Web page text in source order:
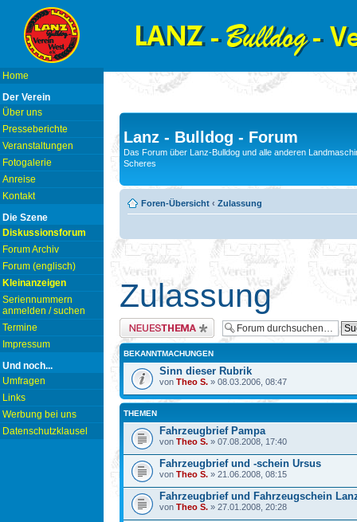
Home
Der Verein
Über uns
Presseberichte
Veranstaltungen
Fotogalerie
Anreise
Kontakt
Die Szene
Diskussionsforum
Forum Archiv
Forum (englisch)
Kleinanzeigen
Seriennummern
anmelden / suchen
Termine
Impressum
Und noch...
Umfragen
Links
Werbung bei uns
Datenschutzklausel
Lanz - Bulldog - Forum
Das Forum über Lanz-Bulldog und alle anderen
Scheres
Foren-Übersicht ‹ Zulassung
Zulassung
Neues Thema erstellen
BEKANNTMACHUNGEN
Sinn dieser Rubrik
von Theo S. » 08.03.2006, 08:47
THEMEN
Fahrzeugbrief Pampa
von Theo S. » 07.08.2008, 17:40
Fahrzeugbrief und -schein Ursus
von Theo S. » 21.06.2008, 08:15
Fahrzeugbrief und Fahrzeugschein
von Theo S. » 27.01.2008, 20:28